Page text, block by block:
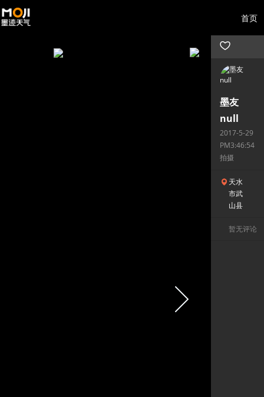
首页
墨友
null
2017-5-29
PM3:46:54
拍摄
天水
市武
山县
暂无评论